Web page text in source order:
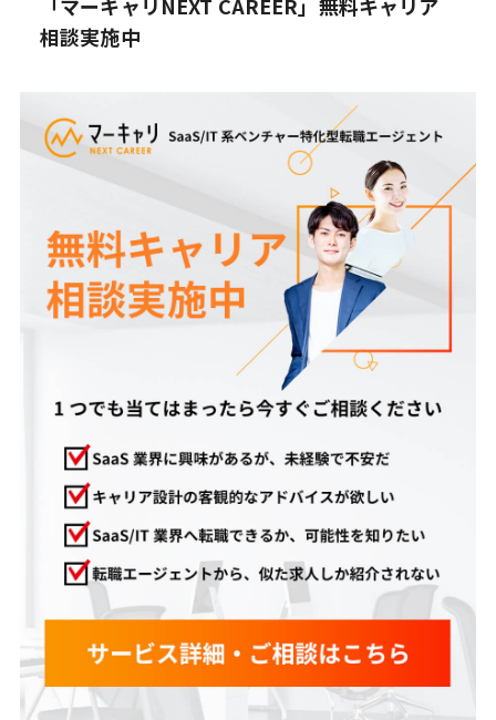
相談実施中